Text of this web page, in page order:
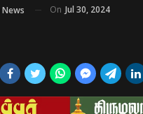
News On Jul 30, 2024